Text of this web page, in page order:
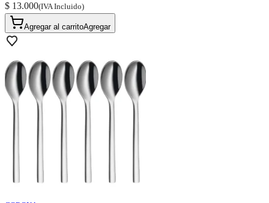
$ 13.000(IVA Incluido)
Agregar al carritoAgregar